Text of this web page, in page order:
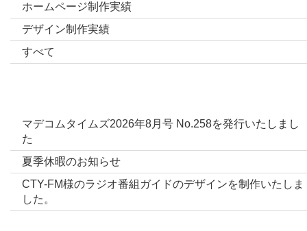
ホームページ制作実績
デザイン制作実績
すべて
マデコムタイムズ2026年8月号 No.258を発行いたしまし
た
夏季休暇のお知らせ
CTY-FM様のラジオ番組ガイドのデザインを制作いたしま
した。